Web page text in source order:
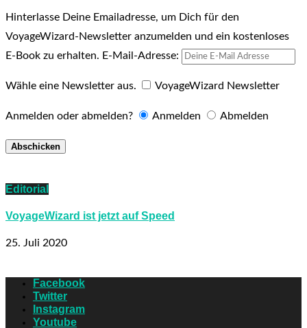
Hinterlasse Deine Emailadresse, um Dich für den
VoyageWizard-Newsletter anzumelden und ein kostenloses
E-Book zu erhalten. E-Mail-Adresse:
Wähle eine Newsletter aus. VoyageWizard Newsletter
Anmelden oder abmelden? Anmelden Abmelden
Editorial
VoyageWizard ist jetzt auf Speed
25. Juli 2020
Facebook
Twitter
Instagram
Youtube